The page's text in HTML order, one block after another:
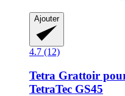
Ajouter
4.7 (12)
Tetra Grattoir
TetraTec GS45